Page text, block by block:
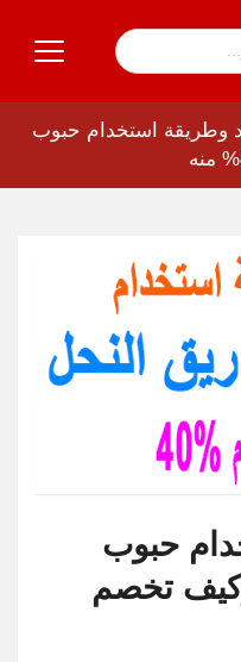
وطريقة استخدام حبوب
حبوب
تخصم